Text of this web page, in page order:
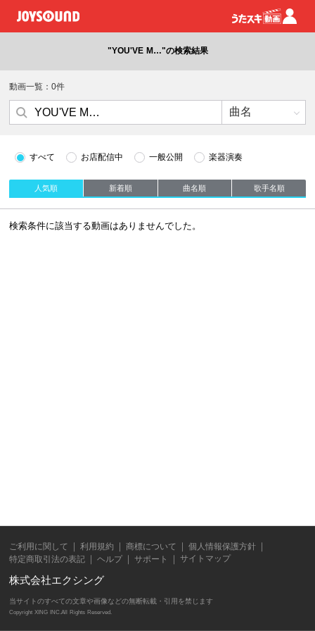
"YOU'VE M…"の検索結果
動画一覧：0件
すべて お店配信中 一般公開 楽器演奏
人気順 新着順 曲名順 歌手名順
検索条件に該当する動画はありませんでした。
ご利用に関して 利用規約 商標について
個人情報保護方針
特定商取引法の表記
ヘルプ サポート サイトマップ
株式会社エクシング
当サイトのすべての文章や画像などの無断転載・引用を禁じます
Copyright XING INC.All Rights Reserved.